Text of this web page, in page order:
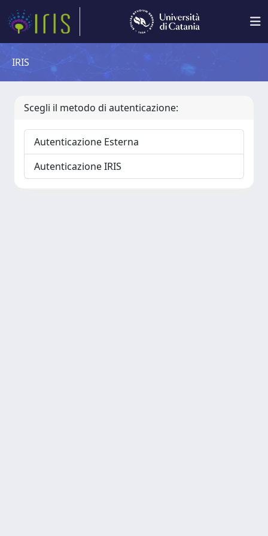
IRIS
Scegli il metodo di autenticazione:
Autenticazione Esterna
Autenticazione IRIS